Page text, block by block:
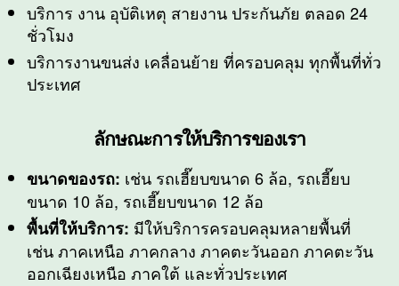
บริการ งาน อุบัติเหตุ สายงาน ประกันภัย ตลอด 24
ชั่วโมง
บริการงานขนส่ง เคลื่อนย้าย ที่ครอบคลุม ทุกพื้นที่ทั่ว
ประเทศ
ลักษณะการให้บริการของเรา
ขนาดของรถ: เช่น รถเฮี๊ยบขนาด 6 ล้อ, รถเฮี๊ยบ
ขนาด 10 ล้อ, รถเฮี๊ยบขนาด 12 ล้อ
พื้นที่ให้บริการ: มีให้บริการครอบคลุมหลายพื้นที่
เช่น ภาคเหนือ ภาคกลาง ภาคตะวันออก ภาคตะวัน
ออกเฉียงเหนือ ภาคใต้ และทั่วประเทศ